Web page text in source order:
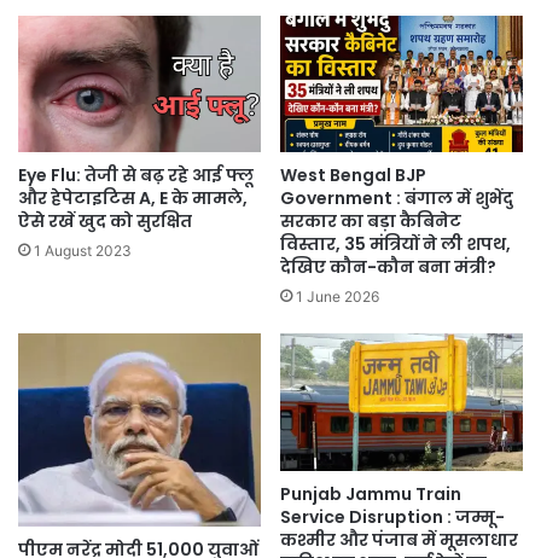
Eye Flu: तेजी से बढ़ रहे आई फ्लू
और हेपेटाइटिस A, E के मामले,
ऐसे रखें खुद को सुरक्षित
1 August 2023
West Bengal BJP
Government : बंगाल में शुभेंदु
सरकार का बड़ा कैबिनेट
विस्तार, 35 मंत्रियों ने ली शपथ,
देखिए कौन-कौन बना मंत्री?
1 June 2026
पीएम नरेंद्र मोदी 51,000 युवाओं
Punjab Jammu Train
Service Disruption : जम्मू-
कश्मीर और पंजाब में मूसलाधार